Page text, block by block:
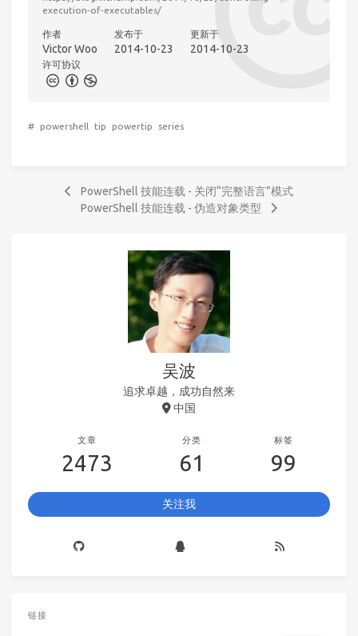
execution-of-executables/
作者
Victor Woo
发布于
2014-10-23
更新于
2014-10-23
许可协议
# powershell tip powertip series
PowerShell 技能连载 - 关闭“完整语言”模式
PowerShell 技能连载 - 伪造对象类型
吴波
追求卓越，成功自然来
中国
文章
2473
分类
61
标签
99
关注我
链接